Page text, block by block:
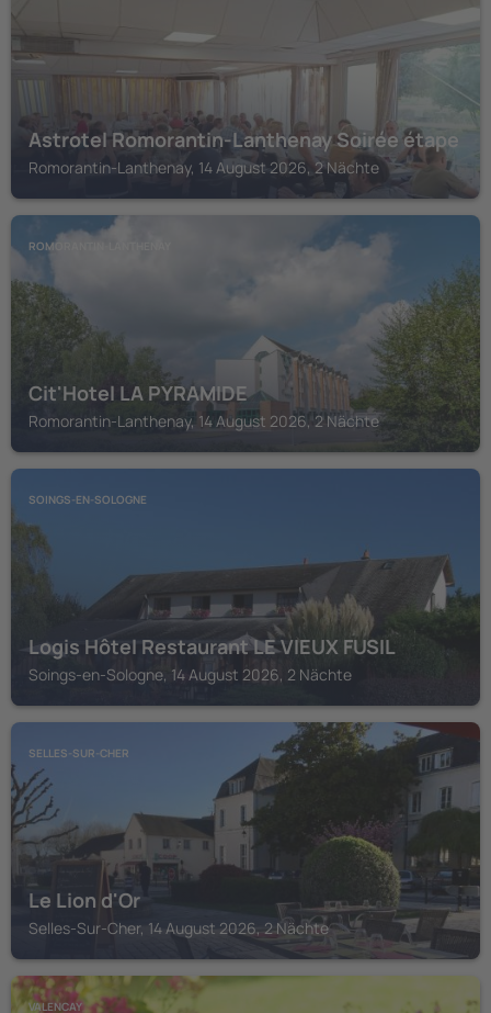
Astrotel Romorantin-Lanthenay Soirée étape
Romorantin-Lanthenay, 14 August 2026, 2 Nächte
ROMORANTIN-LANTHENAY
Cit'Hotel LA PYRAMIDE
Romorantin-Lanthenay, 14 August 2026, 2 Nächte
SOINGS-EN-SOLOGNE
Logis Hôtel Restaurant LE VIEUX FUSIL
Soings-en-Sologne, 14 August 2026, 2 Nächte
SELLES-SUR-CHER
Le Lion d'Or
Selles-Sur-Cher, 14 August 2026, 2 Nächte
VALENCAY